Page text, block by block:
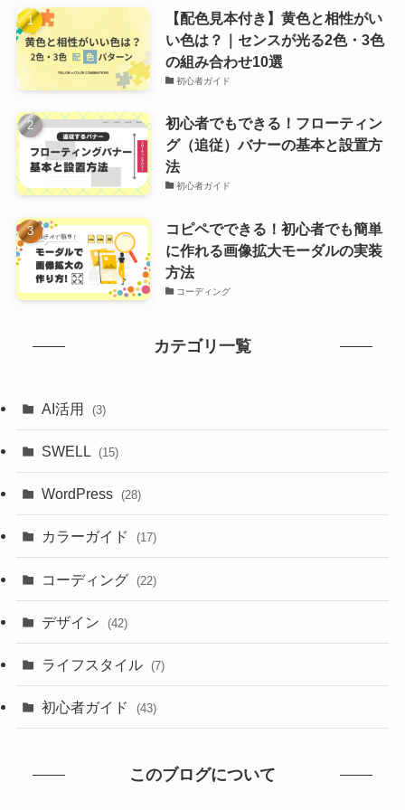
【配色見本付き】黄色と相性がい
い色は？｜センスが光る2色・3色
の組み合わせ10選
初心者ガイド
初心者でもできる！フローティン
グ（追従）バナーの基本と設置方
法
初心者ガイド
コピペでできる！初心者でも簡単
に作れる画像拡大モーダルの実装
方法
コーディング
カテゴリ一覧
AI活用 (3)
SWELL (15)
WordPress (28)
カラーガイド (17)
コーディング (22)
デザイン (42)
ライフスタイル (7)
初心者ガイド (43)
このブログについて